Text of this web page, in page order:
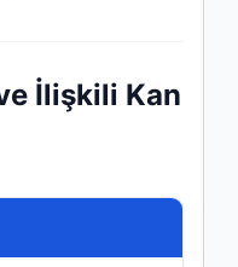
İlişkili Kan